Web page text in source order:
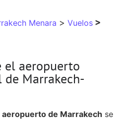
Menara > Vuelos >
el aeropuerto
Marrakech-
aeropuerto de Marrakech se